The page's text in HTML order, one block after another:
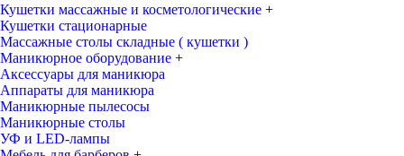
Кушетки массажные и косметологические +
Кушетки стационарные
Массажные столы складные ( кушетки )
Маникюрное оборудование +
Аксессуары для маникюра
Аппараты для маникюра
Маникюрные пылесосы
Маникюрные столы
УФ и LED-лампы